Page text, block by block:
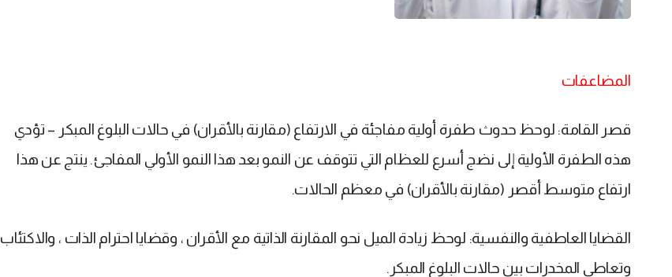
المضاعفات
قصر القامة: لوحظ حدوث طفرة أولية مفاجئة في الارتفاع (مقارنة بالأقران) في حالات البلوغ المبكر – تؤدي
هذه الطفرة الأولية إلى نضج أسرع للعظام التي تتوقف عن النمو بعد هذا النمو الأولي المفاجئ. ينتج عن هذا
ارتفاع متوسط ​​أقصر (مقارنة بالأقران) في معظم الحالات.
القضايا العاطفية والنفسية: لوحظ زيادة الميل نحو المقارنة الذاتية مع الأقران ، وقضايا احترام الذات ، والاكتئاب
وتعاطي المخدرات بين حالات البلوغ المبكر.